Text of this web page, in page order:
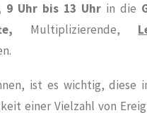
9 Uhr bis 13 Uhr in die
Multiplizierende,
ist es wichtig, diese
einer Vielzahl von